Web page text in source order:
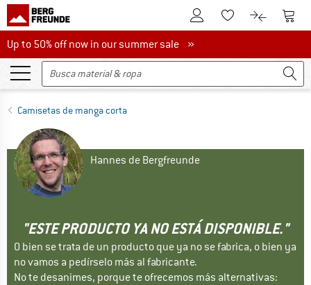
A la cuenta de cliente
A la lista de
A la A la
Up to 50% off now in our summer sale
Up to 50% off now in our summer sale »
Camisetas de manga corta
Hannes de Bergfreunde
"ESTE PRODUCTO YA NO ESTÁ DISPONIBLE."
O bien se trata de un producto que ya no se fabrica, o bien ya
no vamos a pedírselo más al fabricante.
No te desanimes, porque te ofrecemos más alternativas: